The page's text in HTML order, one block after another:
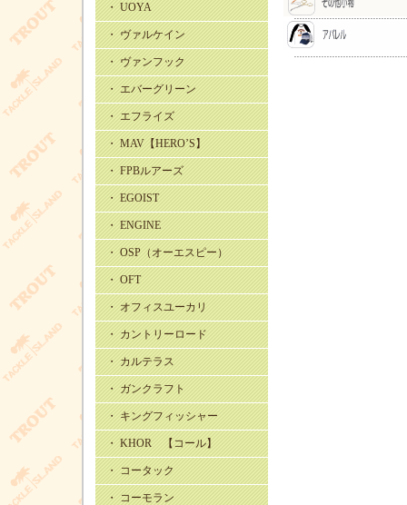
・ UOYA
・ ヴァルケイン
・ ヴァンフック
・ エバーグリーン
・ エフライズ
・ MAV【HERO’S】
・ FPBルアーズ
・ EGOIST
・ ENGINE
・ OSP（オーエスピー）
・ OFT
・ オフィスユーカリ
・ カントリーロード
・ カルテラス
・ ガンクラフト
・ キングフィッシャー
・ KHOR 【コール】
・ コータック
・ コーモラン